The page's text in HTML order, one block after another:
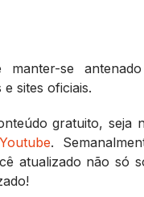
se
sites oficiais.
gratuito, seja
.
atualizado não só